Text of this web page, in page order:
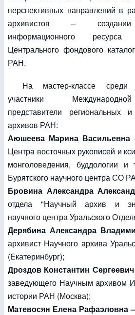
перспективных направлений в
архивистов – создании
информационного
Центрального фондового
РАН.
На мастер-классе среди
участники
представители региональных
архивов РАН:
Аюшеева Марина Васильевна
Центра восточных рукописей и
монголоведения, буддологии и
Бурятского научного центра СО
Бровина Александра
отдела "Научный архив и
научного центра Уральского
Дерябина Александра
архивист Научного архива
(Екатеринбург);
Дроздов Константин Сергеевич
заведующего Научным архивом
истории РАН (Москва);
Матевосян Елена Рафаэловна –